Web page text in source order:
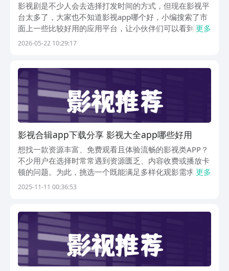
影视剧是不少人会去选择打发时间的方式，但现在影视平
台太多了，大家也不知道影视app哪个好，小编搜索了市
面上一些比较好用的应用平台，让小伙伴们可以看到很多
丰富的题材类型。其中一些虽然是小众平台，但是照样能
更多
2026-05-22 10:29:17
影视合辑app下载分享 影视大全app哪些好用
想找一款资源丰富、免费观看且体验流畅的影视类APP？
不少用户在选择时常常遇到资源匮乏、内容收费或播放卡
顿的问题。为此，挑选一个既能满足多样化观影需求，又
能稳定更新的应用显得尤为重要。以下推荐几款实用性
更多
2025-11-11 00:36:53